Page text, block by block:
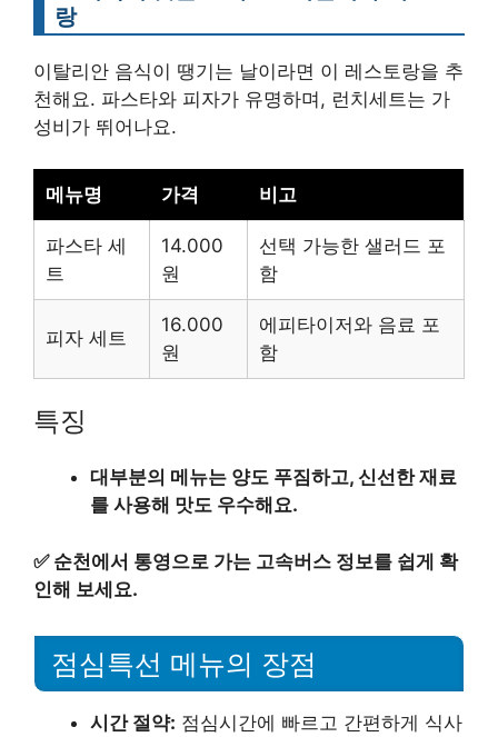
랑
이탈리안 음식이 땡기는 날이라면 이 레스토랑을 추
천해요. 파스타와 피자가 유명하며, 런치세트는 가
성비가 뛰어나요.
메뉴명 가격 비고
파스타 세
트
14.000
원
선택 가능한 샐러드 포
함
피자 세트
16.000
원
에피타이저와 음료 포
함
특징
대부분의 메뉴는 양도 푸짐하고, 신선한 재료
를 사용해 맛도 우수해요.
✅ 순천에서 통영으로 가는 고속버스 정보를 쉽게 확
인해 보세요.
점심특선 메뉴의 장점
시간 절약: 점심시간에 빠르고 간편하게 식사